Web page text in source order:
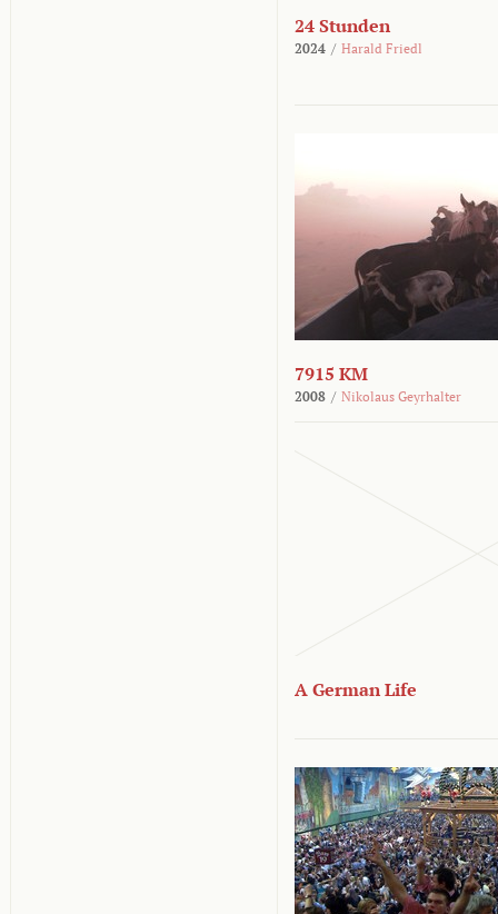
24 Stunden
2024 / Harald Friedl
7915 KM
2008 / Nikolaus Geyrhalter
A German Life